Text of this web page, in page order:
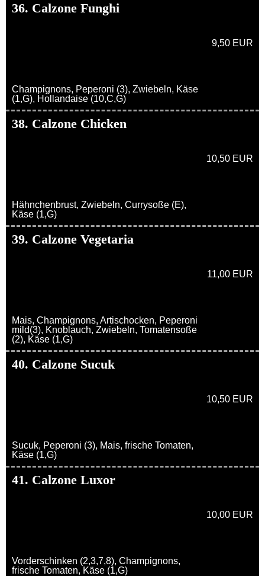
36. Calzone Funghi
9,50 EUR
Champignons, Peperoni (3), Zwiebeln, Käse
(1,G), Hollandaise (10,C,G)
38. Calzone Chicken
10,50 EUR
Hähnchenbrust, Zwiebeln, Currysoße (E),
Käse (1,G)
39. Calzone Vegetaria
11,00 EUR
Mais, Champignons, Artischocken, Peperoni
mild(3), Knoblauch, Zwiebeln, Tomatensoße
(2), Käse (1,G)
40. Calzone Sucuk
10,50 EUR
Sucuk, Peperoni (3), Mais, frische Tomaten,
Käse (1,G)
41. Calzone Luxor
10,00 EUR
Vorderschinken (2,3,7,8), Champignons,
frische Tomaten, Käse (1,G)